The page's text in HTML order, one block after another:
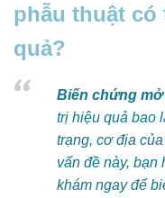
phẫu thuật
quả?
Biến chứng
trị hiệu quả bao
trạng, cơ địa
vấn đề này, bạn
khám ngay để